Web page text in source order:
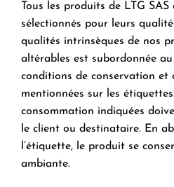
Tous les produits de LTG
sélectionnés pour leurs
qualités intrinsèques de nos
altérables est subordonnée
conditions de conservation et
mentionnées sur les
consommation indiquées
le client ou destinataire. En
l’étiquette, le produit se
ambiante.